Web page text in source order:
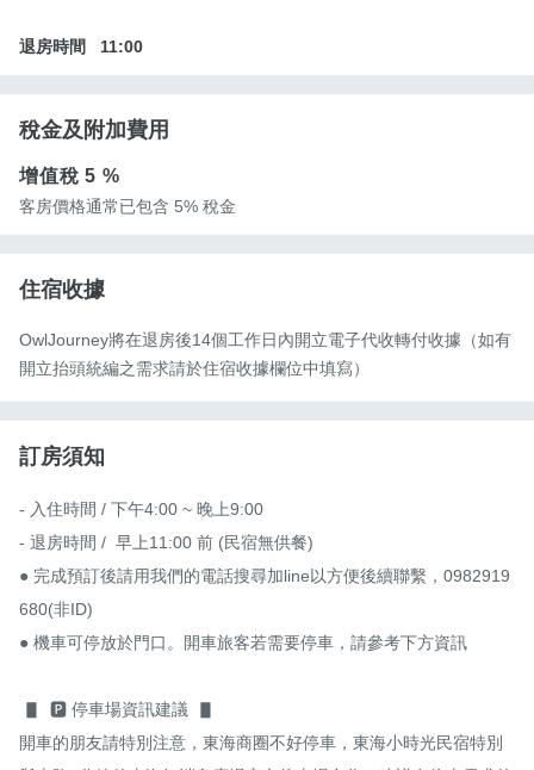
退房時間 11:00
稅金及附加費用
增值稅5 %
客房價格通常已包含 5% 稅金
住宿收據
OwlJourney將在退房後14個工作日內開立電子代收轉付收據（如有
開立抬頭統編之需求請於住宿收據欄位中填寫）
訂房須知
- 入住時間 / 下午4:00 ~ 晚上9:00
- 退房時間 /  早上11:00 前 (民宿無供餐)
● 完成預訂後請用我們的電話搜尋加line以方便後續聯繫，0982919
680(非ID)
● 機車可停放於門口。開車旅客若需要停車，請參考下方資訊
開車的朋友請特別注意，東海商圈不好停車，東海小時光民宿特別